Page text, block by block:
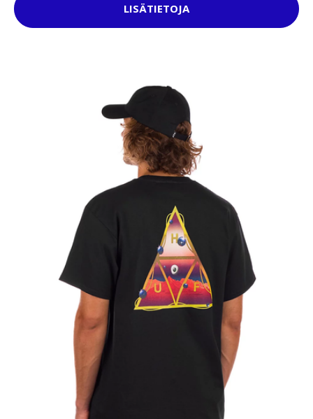
LISÄTIETOJA